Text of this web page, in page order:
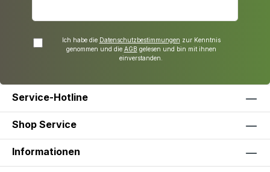
Ich habe die Datenschutzbestimmungen zur Kenntnis
genommen und die AGB gelesen und bin mit ihnen
einverstanden.
Service-Hotline
Shop Service
Informationen